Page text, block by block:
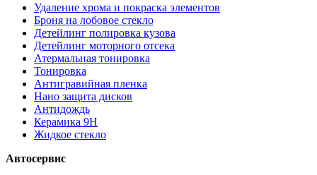
Удаление хрома и покраска элементов
Броня на лобовое стекло
Детейлинг полировка кузова
Детейлинг моторного отсека
Атермальная тонировка
Тонировка
Антигравийная пленка
Нано защита дисков
Антидождь
Керамика 9H
Жидкое стекло
Автосервис